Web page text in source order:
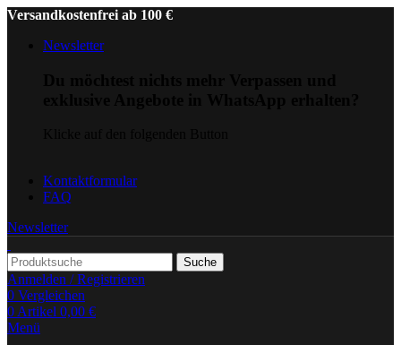
Versandkostenfrei ab 100 €
Newsletter
Kontaktformular
FAQ
Newsletter
Suche
Anmelden / Registrieren
0 Vergleichen
0Artikel 0,00 €
Menü